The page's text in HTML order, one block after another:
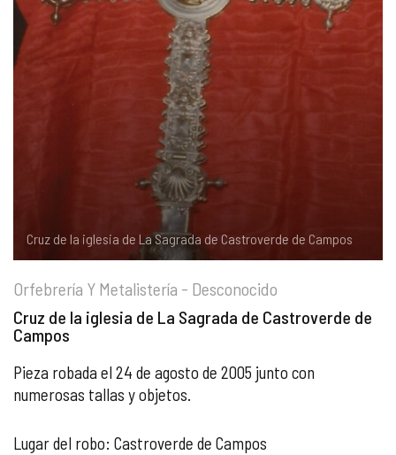
Cruz de la iglesia de La Sagrada de Castroverde de Campos
Orfebrería Y Metalistería - Desconocido
Cruz de la iglesia de La Sagrada de Castroverde de
Campos
Pieza robada el 24 de agosto de 2005 junto con
numerosas tallas y objetos.
Lugar del robo: Castroverde de Campos
COMPLIANCE
PORTAL DE TRANSPARENCIA
RENDICIÓN CUENTAS ENTIDADES RELIGIOSAS
PREGUNTAS FRECUENTES
PASTORAL SAMARITANA
IMÁGENES